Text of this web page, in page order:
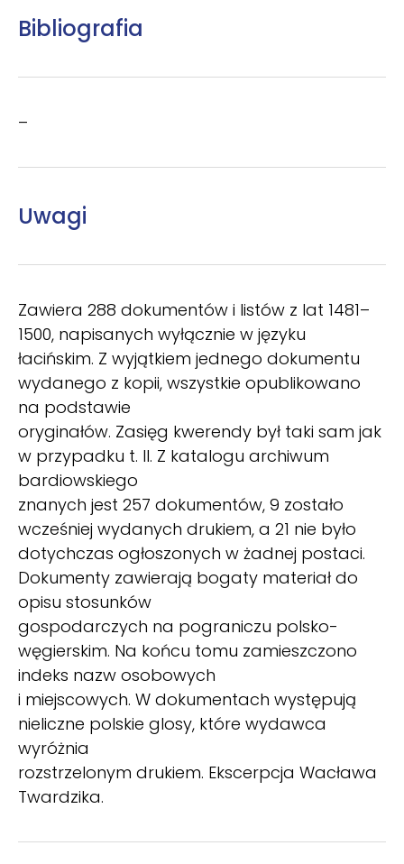
Bibliografia
–
Uwagi
Zawiera 288 dokumentów i listów z lat 1481–
1500, napisanych wyłącznie w języku
łacińskim. Z wyjątkiem jednego dokumentu
wydanego z kopii, wszystkie opublikowano
na podstawie
oryginałów. Zasięg kwerendy był taki sam jak
w przypadku t. II. Z katalogu archiwum
bardiowskiego
znanych jest 257 dokumentów, 9 zostało
wcześniej wydanych drukiem, a 21 nie było
dotychczas ogłoszonych w żadnej postaci.
Dokumenty zawierają bogaty materiał do
opisu stosunków
gospodarczych na pograniczu polsko-
węgierskim. Na końcu tomu zamieszczono
indeks nazw osobowych
i miejscowych. W dokumentach występują
nieliczne polskie glosy, które wydawca
wyróżnia
rozstrzelonym drukiem. Ekscerpcja Wacława
Twardzika.